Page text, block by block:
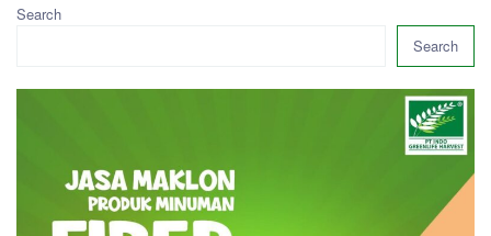
Search
Search